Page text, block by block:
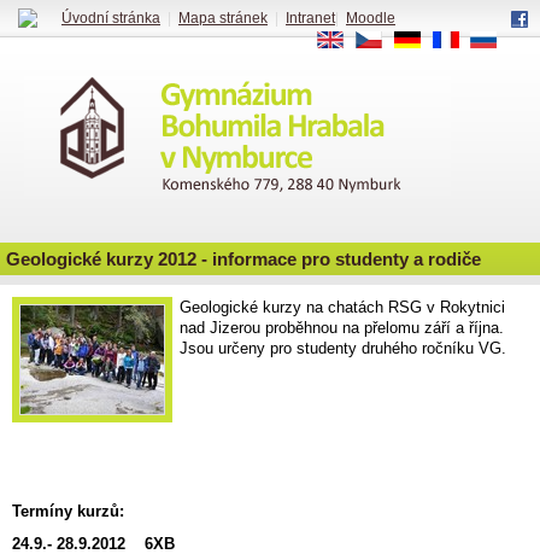
Geologické kurzy 2012 - informace pro studenty a rodiče
Geologické kurzy na chatách RSG v Rokytnici
nad Jizerou proběhnou na přelomu září a října.
Jsou určeny pro studenty druhého ročníku VG.
Termíny kurzů:
24.9.- 28.9.2012 6XB
Úvodní stránka Mapa stránek Intranet|
Moodle
EN
CS DE FR RU